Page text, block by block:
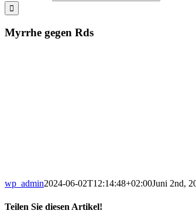
Myrrhe gegen Rds
wp_admin2024-06-02T12:14:48+02:00Juni 2nd,
Teilen Sie diesen Artikel!